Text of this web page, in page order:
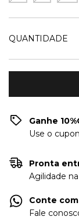
QUANTIDADE
Ganhe
Use o
Pronta
Agilidade
Conte
Fale